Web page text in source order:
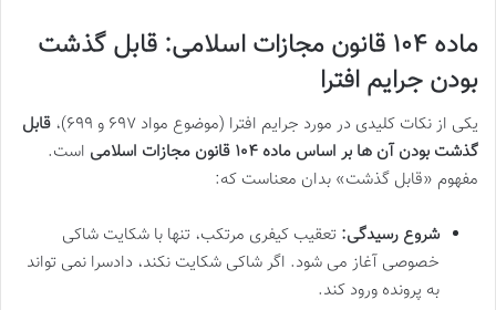
ماده ۱۰۴ قانون مجازات اسلامی: قابل گذشت
بودن جرایم افترا
یکی از نکات کلیدی در مورد جرایم افترا (موضوع مواد ۶۹۷ و ۶۹۹)،
قابل
گذشت بودن آن ها بر اساس ماده ۱۰۴ قانون مجازات اسلامی
است.
مفهوم «قابل گذشت» بدان معناست که:
شروع رسیدگی: تعقیب کیفری مرتکب، تنها با شکایت شاکی
خصوصی آغاز می شود. اگر شاکی شکایت نکند، دادسرا نمی تواند
به پرونده ورود کند.